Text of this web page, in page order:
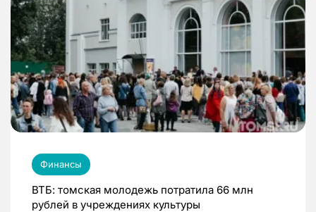
Финансы
ВТБ: томская молодежь потратила 66 млн
рублей в учреждениях культуры